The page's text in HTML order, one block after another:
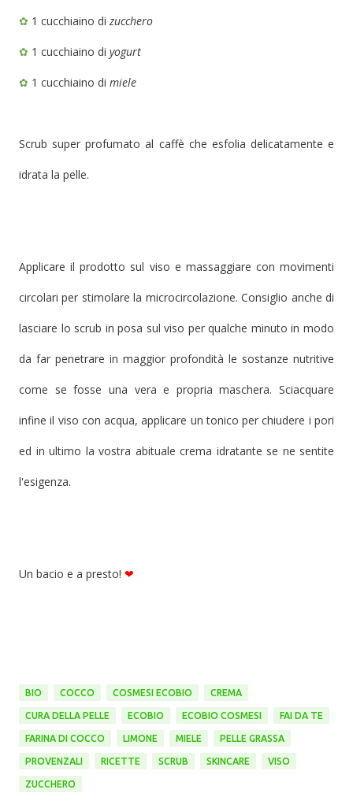
✿ 1 cucchiaino di zucchero
✿ 1 cucchiaino di yogurt
✿ 1 cucchiaino di miele
Scrub super profumato al caffè che esfolia delicatamente e
idrata la pelle.
Applicare il prodotto sul viso e massaggiare con movimenti
circolari per stimolare la microcircolazione. Consiglio anche di
lasciare lo scrub in posa sul viso per qualche minuto in modo
da far penetrare in maggior profondità le sostanze nutritive
come se fosse una vera e propria maschera. Sciacquare
infine il viso con acqua, applicare un tonico per chiudere i pori
ed in ultimo la vostra abituale crema idratante se ne sentite
l'esigenza.
Un bacio e a presto! ❤
BIO COCCO COSMESI ECOBIO CREMA
CURA DELLA PELLE ECOBIO ECOBIO COSMESI FAI DA TE
FARINA DI COCCO LIMONE MIELE PELLE GRASSA
PROVENZALI RICETTE SCRUB SKINCARE VISO
ZUCCHERO